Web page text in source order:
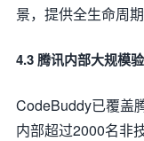
景，提供全生命周
4.3 腾讯内部大规模
CodeBuddy已覆盖
内部超过2000名非